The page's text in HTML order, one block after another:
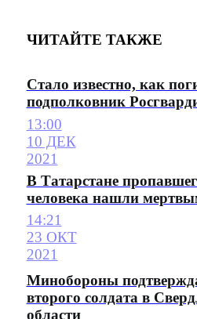
ЧИТАЙТЕ ТАКЖЕ
Стало известно, как
подполковник
13:00
10 ДЕК
2021
В Татарстане
человека нашли
14:21
23 ОКТ
2021
Минобороны
второго солдата в
области